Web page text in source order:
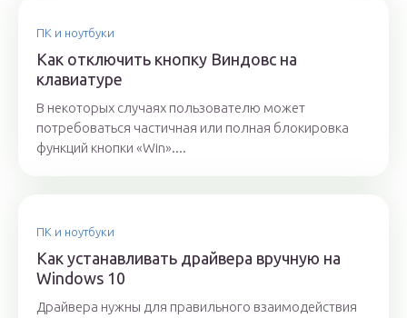
ПК и ноутбуки
Как отключить кнопку Виндовс на
клавиатуре
В некоторых случаях пользователю может
потребоваться частичная или полная блокировка
функций кнопки «Win»....
ПК и ноутбуки
Как устанавливать драйвера вручную на
Windows 10
Драйвера нужны для правильного взаимодействия